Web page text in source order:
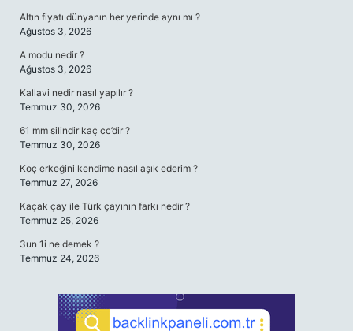
Altın fiyatı dünyanın her yerinde aynı mı ?
Ağustos 3, 2026
A modu nedir ?
Ağustos 3, 2026
Kallavi nedir nasıl yapılır ?
Temmuz 30, 2026
61 mm silindir kaç cc’dir ?
Temmuz 30, 2026
Koç erkeğini kendime nasıl aşık ederim ?
Temmuz 27, 2026
Kaçak çay ile Türk çayının farkı nedir ?
Temmuz 25, 2026
3un 1i ne demek ?
Temmuz 24, 2026